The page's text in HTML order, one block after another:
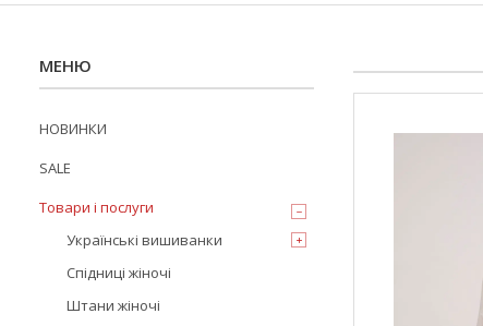
НОВИНКИ
SALE
Товари і послуги
Українські вишиванки
Спідниці жіночі
Штани жіночі